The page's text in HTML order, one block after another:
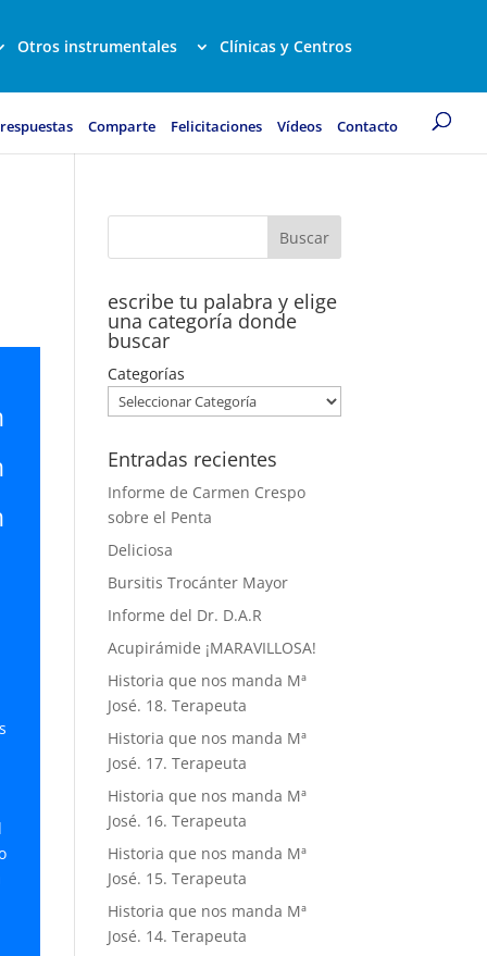
Otros instrumentales
Clínicas y Centros
Comparte Felicitaciones Vídeos Contacto
escribe tu palabra y elige
una categoría donde
buscar
Categorías
Entradas recientes
Informe de Carmen Crespo
sobre el Penta
Deliciosa
Bursitis Trocánter Mayor
Informe del Dr. D.A.R
Acupirámide ¡MARAVILLOSA!
Historia que nos manda Mª
José. 18. Terapeuta
Historia que nos manda Mª
José. 17. Terapeuta
Historia que nos manda Mª
José. 16. Terapeuta
Historia que nos manda Mª
José. 15. Terapeuta
Historia que nos manda Mª
José. 14. Terapeuta